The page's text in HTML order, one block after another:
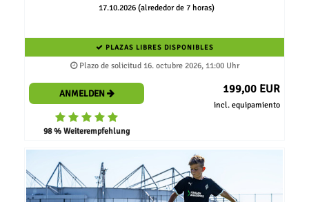
17.10.2026 (alrededor de 7 horas)
PLAZAS LIBRES DISPONIBLES
Plazo de solicitud 16. octubre 2026, 11:00 Uhr
ANMELDEN
98 % Weiterempfehlung
199,00 EUR
incl. equipamiento